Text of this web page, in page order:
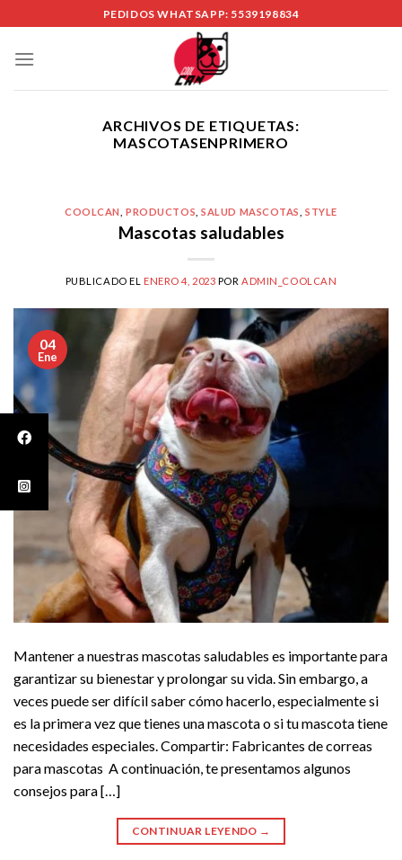
to
content
PEDIDOS WHATSAPP: 5539198834
ARCHIVOS DE ETIQUETAS:
MASCOTASENPRIMERO
COOLCAN ,PRODUCTOS ,SALUD MASCOTAS ,STYLE
Mascotas saludables
PUBLICADO EL ENERO 4, 2023 POR ADMIN_COOLCAN
04
Ene
Mantener a nuestras mascotas saludables es importante para
garantizar su bienestar y prolongar su vida. Sin embargo, a
veces puede ser difícil saber cómo hacerlo, especialmente si
es la primera vez que tienes una mascota o si tu mascota tiene
necesidades especiales. Compartir: Fabricantes de correas
para mascotas A continuación, te presentamos algunos
consejos para […]
CONTINUAR LEYENDO →